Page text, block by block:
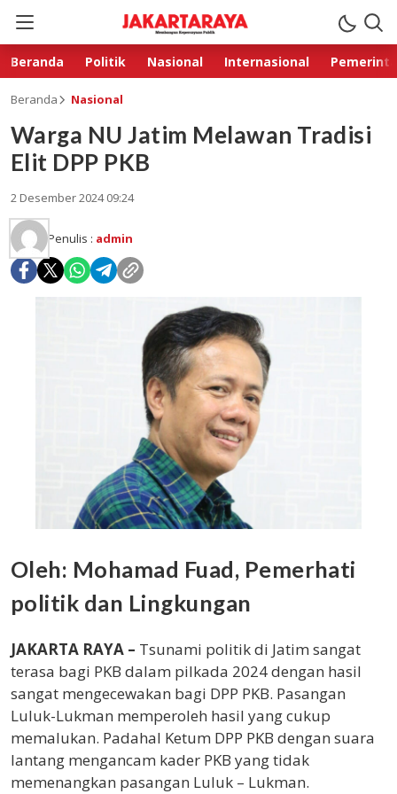
Beranda Politik Nasional Internasional
Beranda Nasional
Warga NU Jatim Melawan Tradisi
Elit DPP PKB
2 Desember 2024 09:24
Penulis : admin
Oleh: Mohamad Fuad, Pemerhati
politik dan Lingkungan
JAKARTA RAYA – Tsunami politik di Jatim sangat
terasa bagi PKB dalam pilkada 2024 dengan hasil
sangat mengecewakan bagi DPP PKB. Pasangan
Luluk-Lukman memperoleh hasil yang cukup
memalukan. Padahal Ketum DPP PKB dengan suara
lantang mengancam kader PKB yang tidak
memenangkan pasangan Luluk – Lukman.